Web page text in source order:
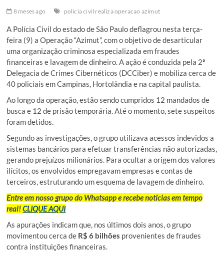
8 meses ago policia civil realiza operacao azimut
A Polícia Civil do estado de São Paulo deflagrou nesta terça-
feira (9) a Operação “Azimut”, com o objetivo de desarticular
uma organização criminosa especializada em fraudes
financeiras e lavagem de dinheiro. A ação é conduzida pela 2ª
Delegacia de Crimes Cibernéticos (DCCiber) e mobiliza cerca de
40 policiais em Campinas, Hortolândia e na capital paulista.
Ao longo da operação, estão sendo cumpridos 12 mandados de
busca e 12 de prisão temporária. Até o momento, sete suspeitos
foram detidos.
Segundo as investigações, o grupo utilizava acessos indevidos a
sistemas bancários para efetuar transferências não autorizadas,
gerando prejuízos milionários. Para ocultar a origem dos valores
ilícitos, os envolvidos empregavam empresas e contas de
terceiros, estruturando um esquema de lavagem de dinheiro.
Entre em nosso grupo do Whatsapp e recebe notícias em tempo
real!CLIQUE AQUI
As apurações indicam que, nos últimos dois anos, o grupo
movimentou cerca de R$ 6 bilhões provenientes de fraudes
contra instituições financeiras.